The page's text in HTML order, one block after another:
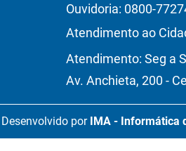
Ouvidoria: 0800-
Atendimento ao
Atendimento: Seg a
Av. Anchieta, 200 -
Desenvolvido por IMA - Informática